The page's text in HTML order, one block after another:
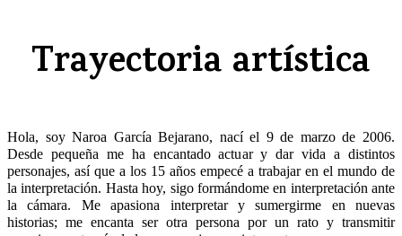
Trayectoria artística
Hola, soy Naroa García Bejarano, nací el 9 de marzo de 2006.
Desde pequeña me ha encantado actuar y dar vida a distintos
personajes, así que a los 15 años empecé a trabajar en el mundo de
la interpretación. Hasta hoy, sigo formándome en interpretación ante
la cámara. Me apasiona interpretar y sumergirme en nuevas
historias; me encanta ser otra persona por un rato y transmitir